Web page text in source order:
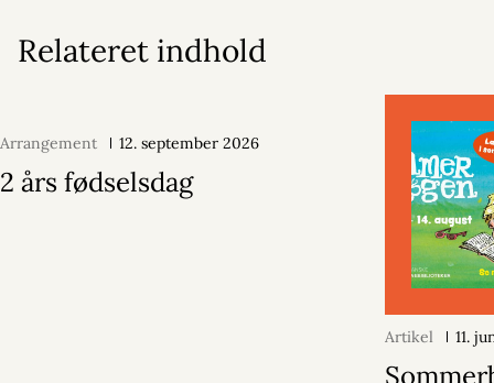
Relateret indhold
Arrangement 12. september 2026
2 års fødselsdag
Artikel 11.